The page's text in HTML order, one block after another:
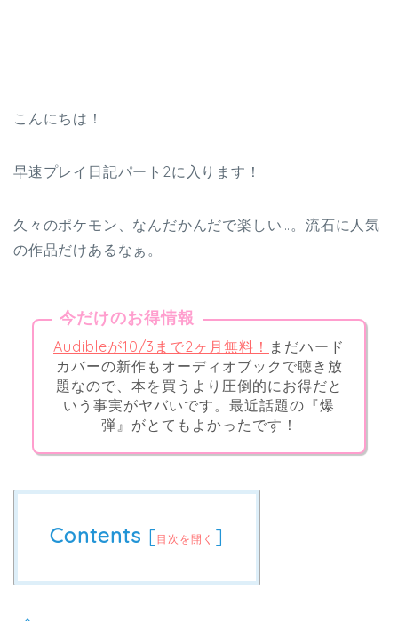
こんにちは！
早速プレイ日記パート2に入ります！
久々のポケモン、なんだかんだで楽しい…。流石に人気
の作品だけあるなぁ。
今だけのお得情報
Audibleが10/3まで2ヶ月無料！ まだハード
カバーの新作もオーディオブックで聴き放
題なので、本を買うより圧倒的にお得だと
いう事実がヤバいです。最近話題の『爆
弾』がとてもよかったです！
Contents [目次を開く ]